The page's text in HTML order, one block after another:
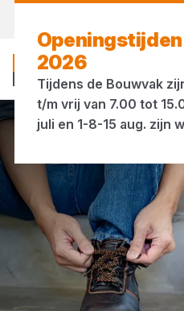
Werkschoenen
2026
Tijdens de Bouwvak
t/m vrij van 7.00 tot
juli en 1-8-15 aug. zijn